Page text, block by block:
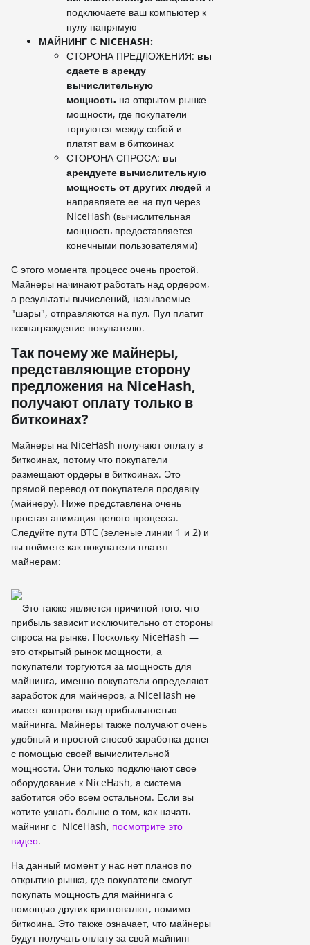
подключаете ваш компьютер к
пулу напрямую
МАЙНИНГ С NICEHASH:
СТОРОНА ПРЕДЛОЖЕНИЯ: вы
сдаете в аренду
вычислительную
мощность на открытом рынке
мощности, где покупатели
торгуются между собой и
платят вам в биткоинах
СТОРОНА СПРОСА: вы
арендуете вычислительную
мощность от других людей и
направляете ее на пул через
NiceHash (вычислительная
мощность предоставляется
конечными пользователями)
С этого момента процесс очень простой.
Майнеры начинают работать над ордером,
а результаты вычислений, называемые
"шары", отправляются на пул. Пул платит
вознаграждение покупателю.
Так почему же майнеры,
представляющие сторону
предложения на NiceHash,
получают оплату только в
биткоинах?
Майнеры на NiceHash получают оплату в
биткоинах, потому что покупатели
размещают ордеры в биткоинах. Это
прямой перевод от покупателя продавцу
(майнеру). Ниже представлена очень
простая анимация целого процесса.
Следуйте пути BTC (зеленые линии 1 и 2) и
вы поймете как покупатели платят
майнерам:
Это также является причиной того, что
прибыль зависит исключительно от стороны
спроса на рынке. Поскольку NiceHash —
это открытый рынок мощности, а
покупатели торгуются за мощность для
майнинга, именно покупатели определяют
заработок для майнеров, а NiceHash не
имеет контроля над прибыльностью
майнинга. Майнеры также получают очень
удобный и простой способ заработка денег
с помощью своей вычислительной
мощности. Они только подключают свое
оборудование к NiceHash, а система
заботится обо всем остальном. Если вы
хотите узнать больше о том, как начать
майнинг с NiceHash, посмотрите это
видео.
На данный момент у нас нет планов по
открытию рынка, где покупатели смогут
покупать мощность для майнинга с
помощью других криптовалют, помимо
биткоина. Это также означает, что майнеры
будут получать оплату за свой майнинг